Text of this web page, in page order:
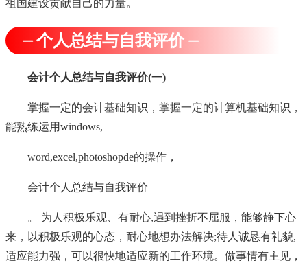
祖国建设贡献自己的力量。
⏤ 个人总结与自我评价 ⏤
会计个人总结与自我评价(一)
掌握一定的会计基础知识，掌握一定的计算机基础知识，
能熟练运用windows,
word,excel,photoshopde的操作，
会计个人总结与自我评价
。 为人积极乐观、有耐心,遇到挫折不屈服，能够静下心
来，以积极乐观的心态，耐心地想办法解决;待人诚恳有礼貌,
适应能力强，可以很快地适应新的工作环境。做事情有主见，